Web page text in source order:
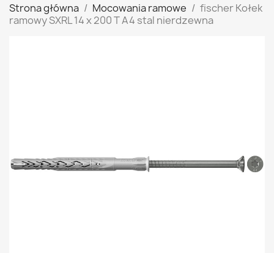
Strona główna Mocowania ramowe
fischer Kołek
ramowy SXRL 14 x 200 T A4 stal nierdzewna